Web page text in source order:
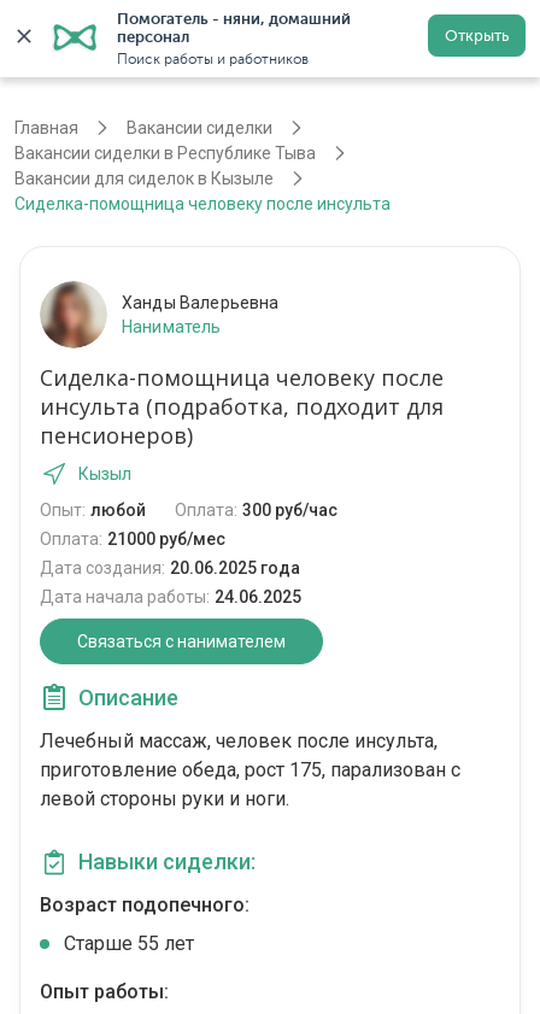
Помогатель - няни, домашний
персонал
Поиск работы и работников
Открыть
Регистрация
Главная
Вакансии сиделки
Вакансии сиделки в Республике Тыва
Вакансии для сиделок в Кызыле
Сиделка-помощница человеку после инсульта
Ханды Валерьевна
Наниматель
Сиделка-помощница человеку после
инсульта (подработка, подходит для
пенсионеров)
Кызыл
Опыт: любой Оплата: 300 руб/час
Оплата: 21000 руб/мес
Дата создания: 20.06.2025 года
Дата начала работы: 24.06.2025
Связаться с нанимателем
Описание
Лечебный массаж, человек после инсульта,
приготовление обеда, рост 175, парализован с
левой стороны руки и ноги.
Навыки сиделки:
Возраст подопечного:
Cтарше 55 лет
Опыт работы: